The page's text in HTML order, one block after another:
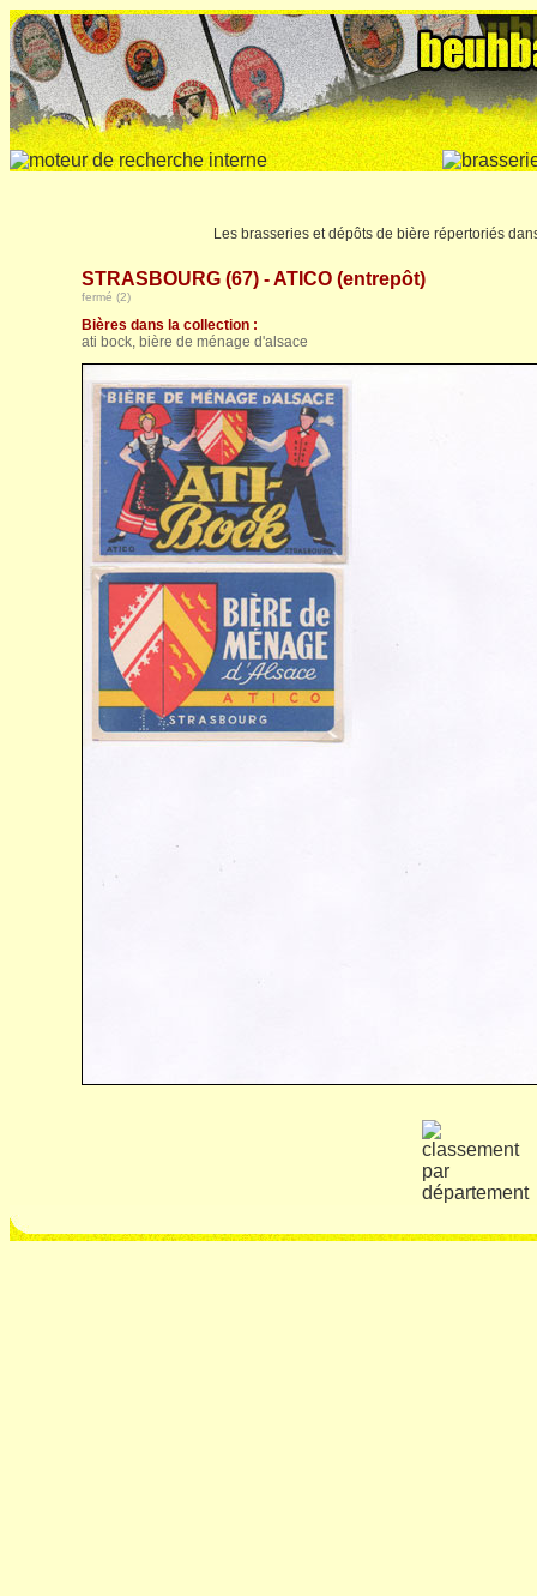
Les brasseries et dépôts de bière répertoriés
STRASBOURG (67) - ATICO (entrepôt)
fermé (2)
Bières dans la collection :
ati bock, bière de ménage d'alsace